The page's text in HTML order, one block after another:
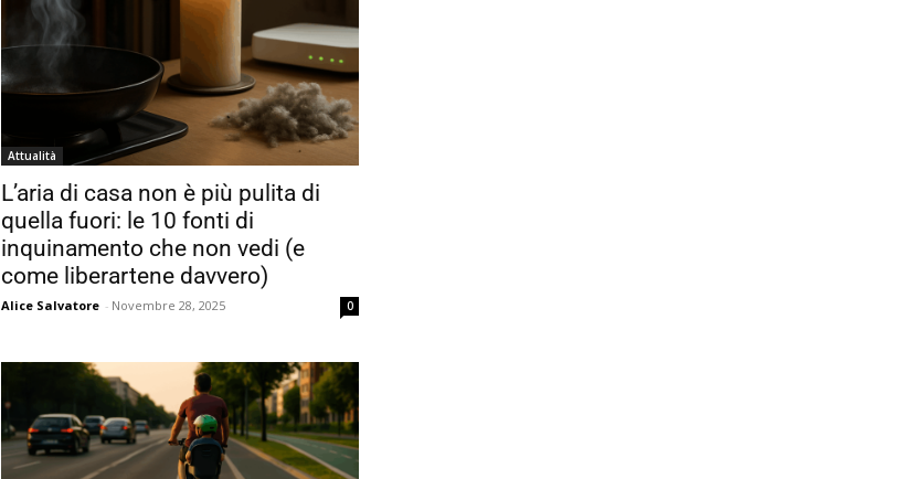
Attualità
L’aria di casa non è più pulita di
quella fuori: le 10 fonti di
inquinamento che non vedi (e
come liberartene davvero)
Alice Salvatore - Novembre 28, 2025 0